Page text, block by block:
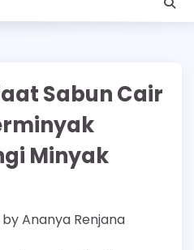
Sabun Cair
Minyak
byAnanya Renjana